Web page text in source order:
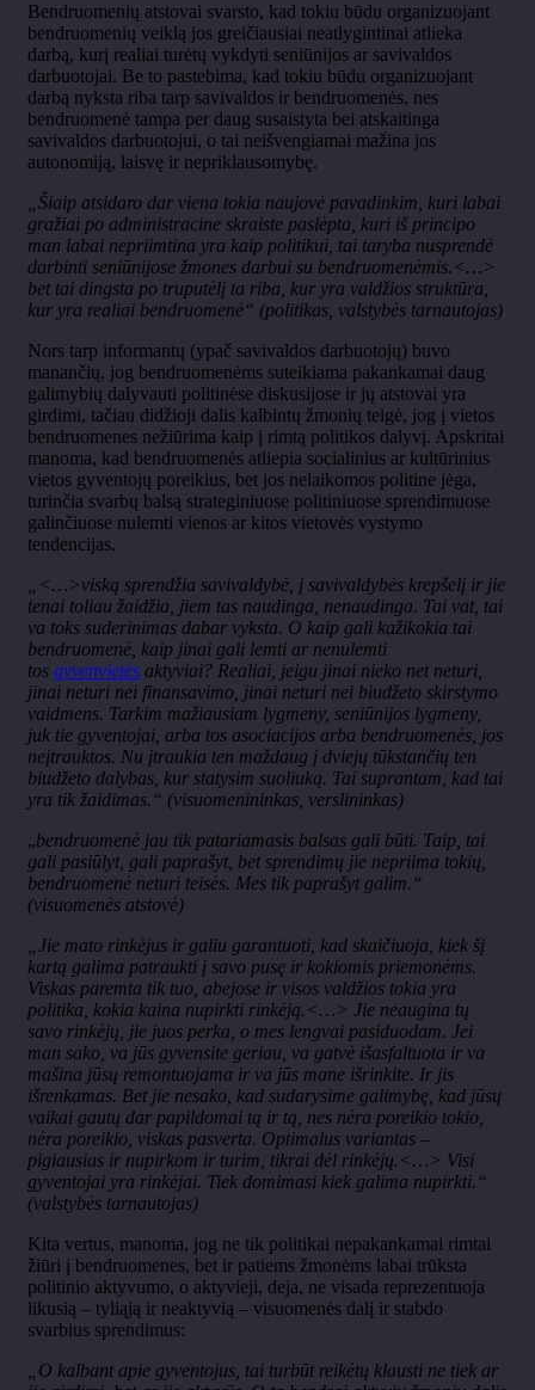
Bendruomenių atstovai svarsto, kad tokiu būdu organizuojant
bendruomenių veiklą jos greičiausiai neatlygintinai atlieka
darbą, kurį realiai turėtų vykdyti seniūnijos ar savivaldos
darbuotojai. Be to pastebima, kad tokiu būdu organizuojant
darbą nyksta riba tarp savivaldos ir bendruomenės, nes
bendruomenė tampa per daug susaistyta bei atskaitinga
savivaldos darbuotojui, o tai neišvengiamai mažina jos
autonomiją, laisvę ir nepriklausomybę.
„Šiaip atsidaro dar viena tokia naujovė pavadinkim, kuri labai
gražiai po administracine skraiste paslėpta, kuri iš principo
man labai nepriimtina yra kaip politikui, tai taryba nusprendė
darbinti seniūnijose žmones darbui su bendruomenėmis.<…>
bet tai dingsta po truputėlį ta riba, kur yra valdžios struktūra,
kur yra realiai bendruomenė“ (politikas, valstybės tarnautojas)
Nors tarp informantų (ypač savivaldos darbuotojų) buvo
manančių, jog bendruomenėms suteikiama pakankamai daug
galimybių dalyvauti politinėse diskusijose ir jų atstovai yra
girdimi, tačiau didžioji dalis kalbintų žmonių teigė, jog į vietos
bendruomenes nežiūrima kaip į rimtą politikos dalyvį. Apskritai
manoma, kad bendruomenės atliepia socialinius ar kultūrinius
vietos gyventojų poreikius, bet jos nelaikomos politine jėga,
turinčia svarbų balsą strateginiuose politiniuose sprendimuose
galinčiuose nulemti vienos ar kitos vietovės vystymo
tendencijas.
„<…>viską sprendžia savivaldybė, į savivaldybės krepšelį ir jie
tenai toliau žaidžia, jiem tas naudinga, nenaudinga. Tai vat, tai
va toks suderinimas dabar vyksta. O kaip gali kažikokia tai
bendruomenė, kaip jinai gali lemti ar nenulemti
tos gyvenvietės aktyviai? Realiai, jeigu jinai nieko net neturi,
jinai neturi nei finansavimo, jinai neturi nei biudžeto skirstymo
vaidmens. Tarkim mažiausiam lygmeny, seniūnijos lygmeny,
juk tie gyventojai, arba tos asociacijos arba bendruomenės, jos
neįtrauktos. Nu įtraukia ten maždaug į dviejų tūkstančių ten
biudžeto dalybas, kur statysim suoliuką. Tai suprantam, kad tai
yra tik žaidimas.“ (visuomenininkas, verslininkas)
„bendruomenė jau tik patariamasis balsas gali būti. Taip, tai
gali pasiūlyt, gali paprašyt, bet sprendimų jie nepriima tokių,
bendruomenė neturi teisės. Mes tik paprašyt galim.“
(visuomenės atstovė)
„Jie mato rinkėjus ir galiu garantuoti, kad skaičiuoja, kiek šį
kartą galima patraukti į savo pusę ir kokiomis priemonėms.
Viskas paremta tik tuo, abejose ir visos valdžios tokia yra
politika, kokia kaina nupirkti rinkėją.<…> Jie neaugina tų
savo rinkėjų, jie juos perka, o mes lengvai pasiduodam. Jei
man sako, va jūs gyvensite geriau, va gatvė išasfaltuota ir va
mašina jūsų remontuojama ir va jūs mane išrinkite. Ir jis
išrenkamas. Bet jie nesako, kad sudarysime galimybę, kad jūsų
vaikai gautų dar papildomai tą ir tą, nes nėra poreikio tokio,
nėra poreikio, viskas pasverta. Optimalus variantas –
pigiausias ir nupirkom ir turim, tikrai dėl rinkėjų.<…> Visi
gyventojai yra rinkėjai. Tiek domimasi kiek galima nupirkti.“
(valstybės tarnautojas)
Kita vertus, manoma, jog ne tik politikai nepakankamai rimtai
žiūri į bendruomenes, bet ir patiems žmonėms labai trūksta
politinio aktyvumo, o aktyvieji, deja, ne visada reprezentuoja
likusią – tyliąją ir neaktyvią – visuomenės dalį ir stabdo
svarbius sprendimus:
„O kalbant apie gyventojus, tai turbūt reikėtų klausti ne tiek ar